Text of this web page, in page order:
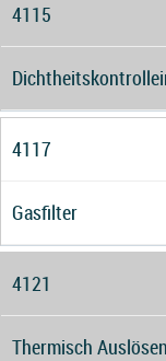
4115
4117
Gasfilter
4121
Thermisch